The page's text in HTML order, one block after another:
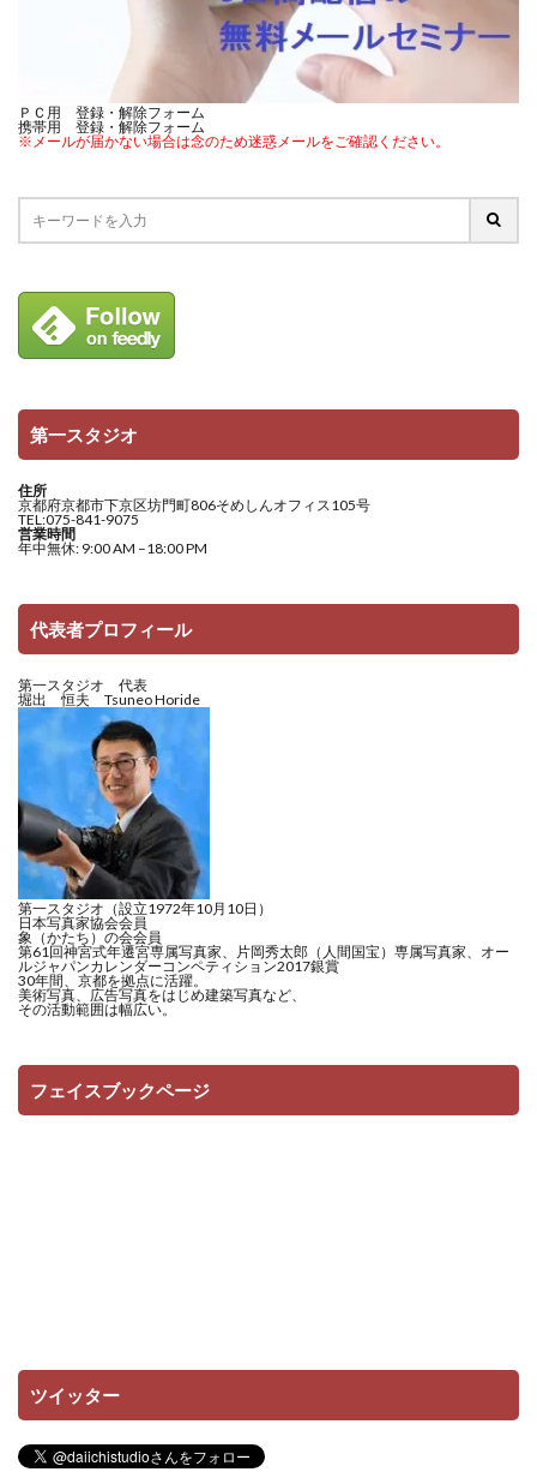
ＰＣ用 登録・解除フォーム
携帯用 登録・解除フォーム
※メールが届かない場合は念のため迷惑メールをご確認ください。
第一スタジオ
住所
京都府京都市下京区坊門町806そめしんオフィス105号
TEL:075-841-9075
営業時間
年中無休: 9:00 AM –18:00 PM
代表者プロフィール
第一スタジオ 代表
堀出 恒夫 Tsuneo Horide
第一スタジオ（設立1972年10月10日）
日本写真家協会会員
象（かたち）の会会員
第61回神宮式年遷宮専属写真家、片岡秀太郎（人間国宝）専属写真家、オー
ルジャパンカレンダーコンペティション2017銀賞
30年間、京都を拠点に活躍。
美術写真、広告写真をはじめ建築写真など、
その活動範囲は幅広い。
フェイスブックページ
ツイッター